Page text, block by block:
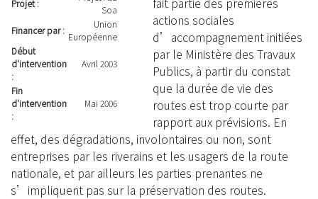
Projet :
Soa
Financer par :
Union
Européenne
Début
d'intervention
:
Avril 2003
Fin
d'intervention
:
Mai 2006
actions sociales
d’accompagnement initiées
par le Ministère des Travaux
Publics, à partir du constat
que la durée de vie des
routes est trop courte par
rapport aux prévisions. En
effet, des dégradations, involontaires ou non, sont
entreprises par les riverains et les usagers de la route
nationale, et par ailleurs les parties prenantes ne
s’impliquent pas sur la préservation des routes.